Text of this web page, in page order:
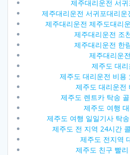
제주대리운전 서
제주대리운전 서귀포대리운
제주대리운전 제주도대리
제주대리운전 조
제주대리운전 한
제주대리운
제주도 대리
제주도 대리운전 비용
제주도 대리운전
제주도 렌트카 탁송
제주도 여행
제주도 여행 일일기사 탁
제주도 전 지역 24시간
제주도 전지역
제주도 친구 빨리